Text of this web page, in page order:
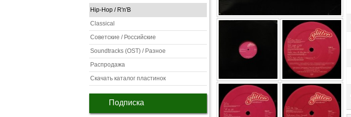
Hip-Hop / R'n'B
Classical
Советские / Российские
Soundtracks (OST) / Разное
Распродажа
Скачать каталог пластинок
Подписка